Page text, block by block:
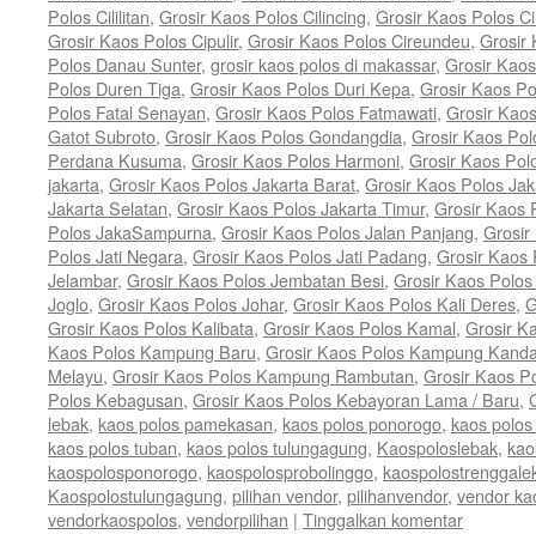
Polos Cililitan, Grosir Kaos Polos Cilincing, Grosir Kaos Polos
Grosir Kaos Polos Cipulir, Grosir Kaos Polos Cireundeu, Grosir
Polos Danau Sunter, grosir kaos polos di makassar, Grosir
Polos Duren Tiga, Grosir Kaos Polos Duri Kepa, Grosir Kaos
Polos Fatal Senayan, Grosir Kaos Polos Fatmawati, Grosir
Gatot Subroto, Grosir Kaos Polos Gondangdia, Grosir Kaos
Perdana Kusuma, Grosir Kaos Polos Harmoni, Grosir Kaos
jakarta, Grosir Kaos Polos Jakarta Barat, Grosir Kaos Polos
Jakarta Selatan, Grosir Kaos Polos Jakarta Timur, Grosir Kaos
Polos JakaSampurna, Grosir Kaos Polos Jalan Panjang, Grosir
Polos Jati Negara, Grosir Kaos Polos Jati Padang, Grosir Kaos
Jelambar, Grosir Kaos Polos Jembatan Besi, Grosir Kaos
Joglo, Grosir Kaos Polos Johar, Grosir Kaos Polos Kali Deres,
Grosir Kaos Polos Kalibata, Grosir Kaos Polos Kamal, Grosir
Kaos Polos Kampung Baru, Grosir Kaos Polos Kampung
Melayu, Grosir Kaos Polos Kampung Rambutan, Grosir Kaos
Polos Kebagusan, Grosir Kaos Polos Kebayoran Lama / Baru,
lebak, kaos polos pamekasan, kaos polos ponorogo, kaos
kaos polos tuban, kaos polos tulungagung, Kaospoloslebak,
kaospolosponorogo, kaospolosprobolinggo,
Kaospolostulungagung, pilihan vendor, pilihanvendor, vendor
vendorkaospolos, vendorpilihan | Tinggalkan komentar